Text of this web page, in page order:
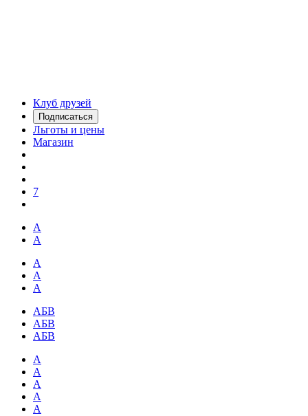
Клуб друзей
Подписаться
Льготы и цены
Магазин
7
А
А
А
А
А
АБВ
АБВ
АБВ
А
А
А
А
А